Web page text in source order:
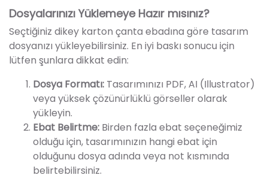
Dosyalarınızı Yüklemeye Hazır mısınız?
Seçtiğiniz dikey karton çanta ebadına göre tasarım
dosyanızı yükleyebilirsiniz. En iyi baskı sonucu için
lütfen şunlara dikkat edin:
Dosya Formatı: Tasarımınızı PDF, AI (Illustrator)
veya yüksek çözünürlüklü görseller olarak
yükleyin.
Ebat Belirtme: Birden fazla ebat seçeneğimiz
olduğu için, tasarımınızın hangi ebat için
olduğunu dosya adında veya not kısmında
belirtebilirsiniz.